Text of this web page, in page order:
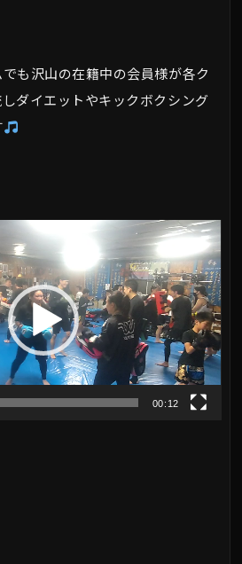
も沢山の在籍中の会員様が各ク
ダイエットやキックボクシング
00:12